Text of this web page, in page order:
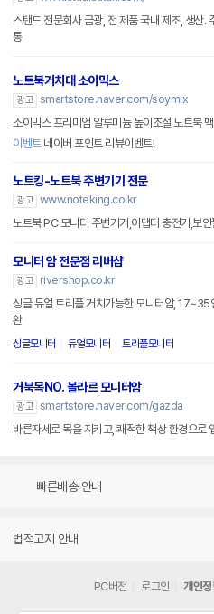
스탠드 전문회사 금광, 전 제품 국내 제조, 생산.
통
노트북거치대 소이믹스
광고 smartstore.naver.com/soymix
소이믹스 프리미엄 알루미늄 높이조절 노트북
이벤트네이버 포인트 리뷰이벤트!
노트킹-노트북 주변기기 전문
광고 www.noteking.co.kr
노트북 PC 모니터 주변기기,어댑터 충전기,보
모니터 암 전문점 리버샵
광고
rivershop.co.kr
싱글 듀얼 트리플 거치가능한 모니터암, 17~35
환
싱글모니터 듀얼모니터 트리플모니터
거북목NO. 볼라르 모니터암
광고 smartstore.naver.com/gazda
바른자세로 목을 지키고, 쾌적한 책상 환경으로
빠른배송 안내
법적고지 안내
PC버전 로그인 개인